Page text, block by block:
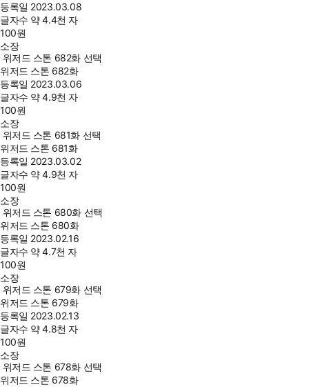
등록일 2023.03.08
글자수 약 4.4천 자
100원
소장
위저드 스톤 682화 선택
위저드 스톤 682화
등록일 2023.03.06
글자수 약 4.9천 자
100원
소장
위저드 스톤 681화 선택
위저드 스톤 681화
등록일 2023.03.02
글자수 약 4.9천 자
100원
소장
위저드 스톤 680화 선택
위저드 스톤 680화
등록일 2023.02.16
글자수 약 4.7천 자
100원
소장
위저드 스톤 679화 선택
위저드 스톤 679화
등록일 2023.02.13
글자수 약 4.8천 자
100원
소장
위저드 스톤 678화 선택
위저드 스톤 678화